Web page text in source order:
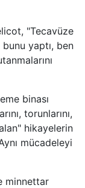
"Tecavüze
yaptı, ben
binası
torunlarını,
hikayelerin
mücadeleyi
minnettar